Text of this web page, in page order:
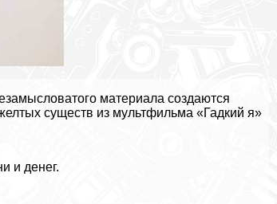
материала создаются
существ из мультфильма «Гадкий я»
и денег.